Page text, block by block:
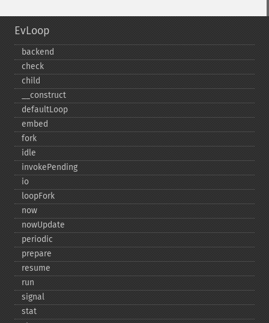
EvLoop
backend
check
child
_​_​construct
defaultLoop
embed
fork
idle
invokePending
io
loopFork
now
nowUpdate
periodic
prepare
resume
run
signal
stat